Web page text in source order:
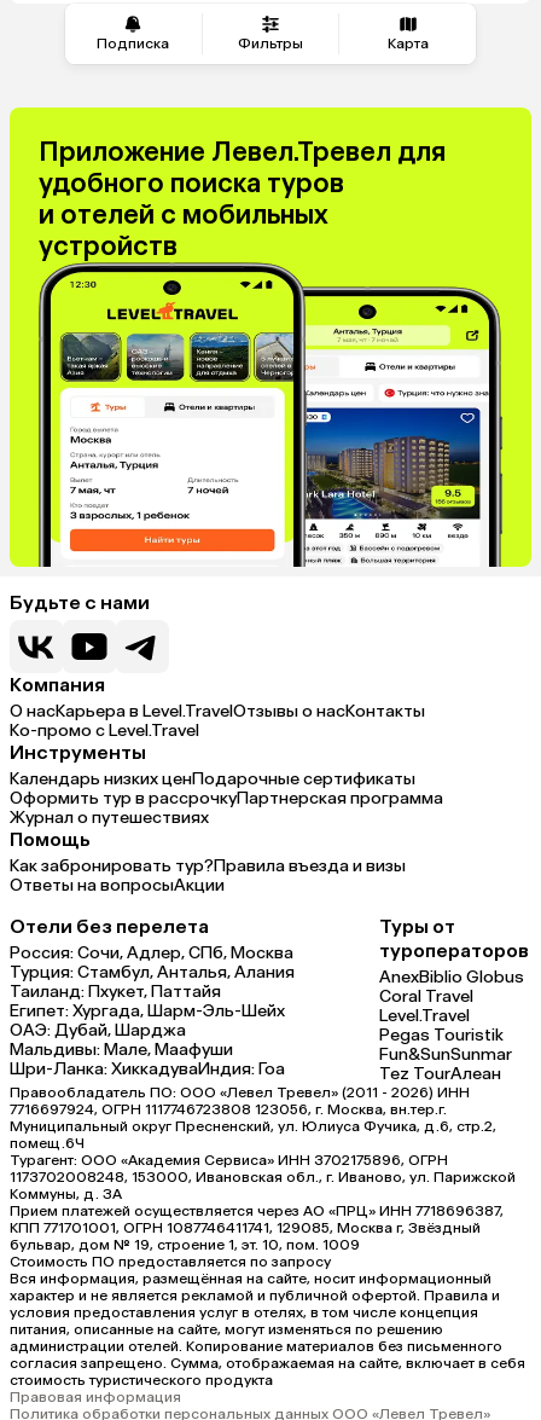
Подписка Фильтры Карта
Приложение Левел.Тревел для
удобного поиска туров
и отелей с мобильных
устройств
Будьте с нами
Компания
О насКарьера в Level.TravelОтзывы о насКонтакты
Ко-промо с Level.Travel
Инструменты
Календарь низких ценПодарочные сертификаты
Оформить тур в рассрочкуПартнерская программа
Журнал о путешествиях
Помощь
Как забронировать тур?Правила въезда и визы
Ответы на вопросыАкции
Отели без перелета
Россия:Сочи,Адлер,СПб,Москва
Турция:Стамбул,Анталья,Алания
Таиланд:Пхукет,Паттайя
Египет:Хургада,Шарм-Эль-Шейх
ОАЭ:Дубай,Шарджа
Мальдивы:Мале,Маафуши
Шри-Ланка:ХиккадуваИндия:Гоа
Туры от
туроператоров
AnexBiblio Globus
Coral Travel
Level.Travel
Pegas Touristik
Fun&SunSunmar
Tez TourАлеан
Правообладатель ПО: ООО «Левел Тревел» (2011 - 2026) ИНН
7716697924, ОГРН 1117746723808 123056, г. Москва, вн.тер.г.
Муниципальный округ Пресненский, ул. Юлиуса Фучика, д.6, стр.2,
помещ.6Ч
Турагент: ООО «Академия Сервиса» ИНН 3702175896, ОГРН
1173702008248, 153000, Ивановская обл., г. Иваново, ул. Парижской
Коммуны, д. ЗА
Прием платежей осуществляется через АО «ПРЦ» ИНН 7718696387,
КПП 771701001, ОГРН 1087746411741, 129085, Москва г, Звёздный
бульвар, дом № 19, строение 1, эт. 10, пом. 1009
Стоимость ПО предоставляется по запросу
Вся информация, размещённая на сайте, носит информационный
характер и не является рекламой и публичной офертой. Правила и
условия предоставления услуг в отелях, в том числе концепция
питания, описанные на сайте, могут изменяться по решению
администрации отелей. Копирование материалов без письменного
согласия запрещено. Сумма, отображаемая на сайте, включает в себя
стоимость туристического продукта
Правовая информация
Политика обработки персональных данных ООО «Левел Тревел»